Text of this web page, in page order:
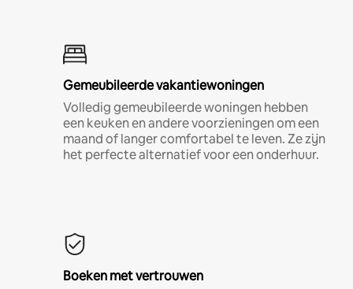
Gemeubileerde vakantiewoningen
Volledig gemeubileerde woningen hebben
een keuken en andere voorzieningen om een
maand of langer comfortabel te leven. Ze zijn
het perfecte alternatief voor een onderhuur.
Boeken met vertrouwen